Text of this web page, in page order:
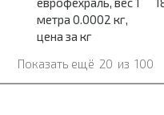
метра 0.0002 кг,
цена за кг
Показать ещё 20 из 100